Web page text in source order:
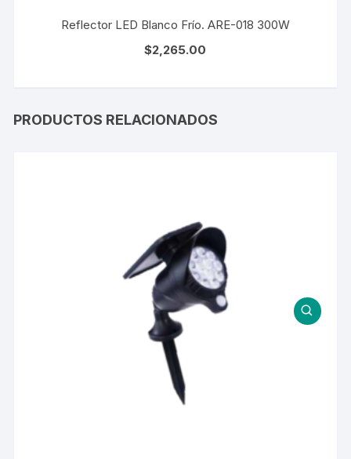
Reflector LED Blanco Frío. ARE-018 300W
$2,265.00
PRODUCTOS RELACIONADOS